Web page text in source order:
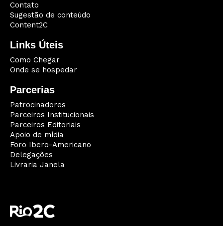
Contato
Sugestão de conteúdo
Content2C
Links Úteis
Como Chegar
Onde se hospedar
Parcerias
Patrocinadores
Parceiros Institucionais
Parceiros Editoriais
Apoio de mídia
Foro Ibero-Americano
Delegações
Livraria Janela